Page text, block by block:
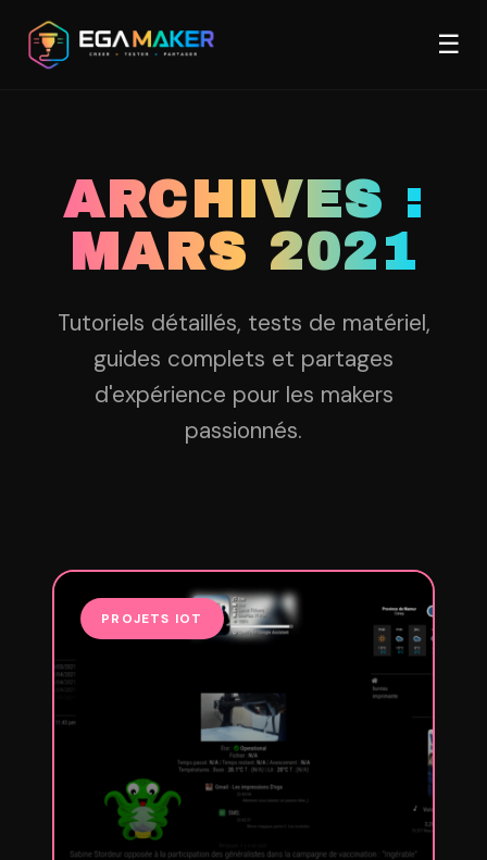
contenu
☰
ARCHIVES :
MARS 2021
Tutoriels détaillés, tests de matériel,
guides complets et partages
d'expérience pour les makers
passionnés.
PROJETS IOT